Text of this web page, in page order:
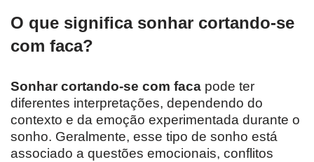
O que significa sonhar cortando-se
com faca?
Sonhar cortando-se com faca pode ter
diferentes interpretações, dependendo do
contexto e da emoção experimentada durante o
sonho. Geralmente, esse tipo de sonho está
associado a questões emocionais, conflitos